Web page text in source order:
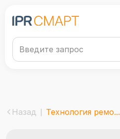
Назад Технология ремо...